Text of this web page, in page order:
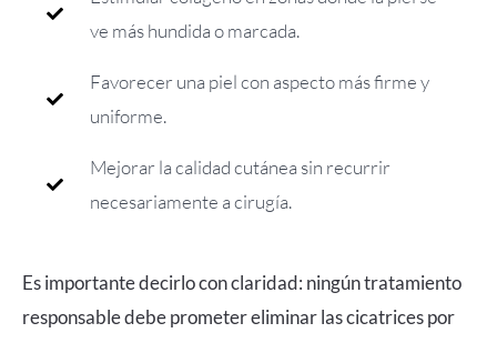
ve más hundida o marcada.
Favorecer una piel con aspecto más firme y
uniforme.
Mejorar la calidad cutánea sin recurrir
necesariamente a cirugía.
Es importante decirlo con claridad: ningún tratamiento
responsable debe prometer eliminar las cicatrices por